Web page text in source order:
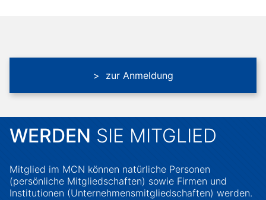
> zur Anmeldung
WERDEN SIE MITGLIED
Mitglied im MCN können natürliche Personen
(persönliche Mitgliedschaften) sowie Firmen und
Institutionen (Unternehmensmitgliedschaften) werden.